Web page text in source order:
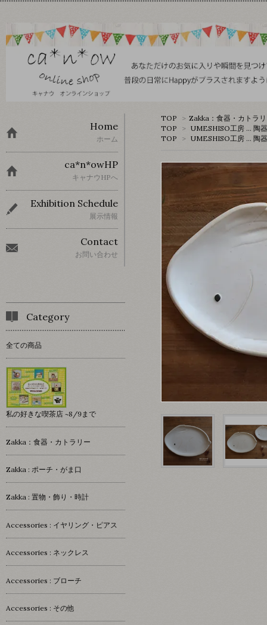
TOP > Zakka：食器・カトラ
TOP
> UMESHISO工房 … 陶器
TOP
> UMESHISO工房 … 陶器
Home
ホーム
ca*n*owHP
キャナウHPへ
Exhibition Schedule
展示情報
Contact
お問い合わせ
Category
全ての商品
私の好きな喫茶店 ~8/9まで
Zakka：食器・カトラリー
Zakka : ポーチ・がま口
Zakka : 置物・飾り・時計
Accessories : イヤリング・ピアス
Accessories : ネックレス
Accessories : ブローチ
Accessories : その他